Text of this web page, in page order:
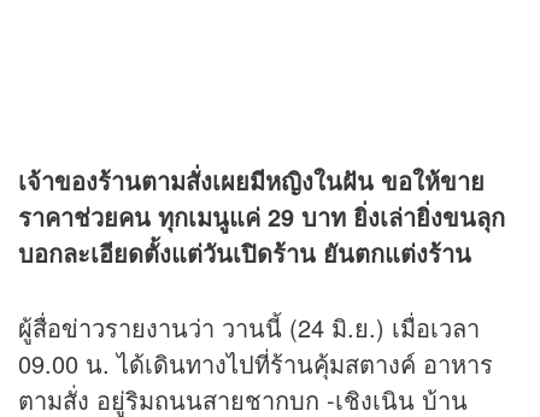
เจ้าของร้านตามสั่งเผยมีหญิงในฝัน ขอให้ขาย
ราคาช่วยคน ทุกเมนูแค่ 29 บาท ยิ่งเล่ายิ่งขนลุก
บอกละเอียดตั้งแต่วันเปิดร้าน ยันตกแต่งร้าน
ผู้สื่อข่าวรายงานว่า วานนี้ (24 มิ.ย.) เมื่อเวลา
09.00 น. ได้เดินทางไปที่ร้านคุ้มสตางค์ อาหาร
ตามสั่ง อยู่ริมถนนสายชากบก -เชิงเนิน บ้าน